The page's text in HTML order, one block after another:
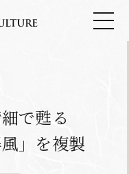
で甦る
」を複製